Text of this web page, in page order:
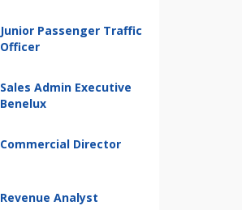
Junior Passenger Traffic
Officer
Sales Admin Executive
Benelux
Commercial Director
Revenue Analyst